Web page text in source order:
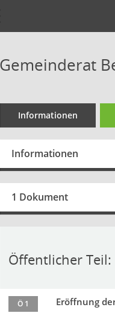
Gemeinderat
Informationen
Informationen
1 Dokument
Öffentlicher Teil:
Ö 1 Eröffnung